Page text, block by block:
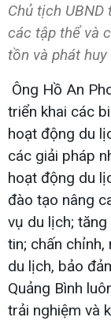
Chủ tịch UBND
các tập thể và
tồn và phát
Ông Hồ An
triển khai các
hoạt động du
các giải pháp
hoạt động du
đào tạo nâng
vụ du lịch;
tin; chấn
du lịch, bảo
Quảng Bình
trải nghiệm và